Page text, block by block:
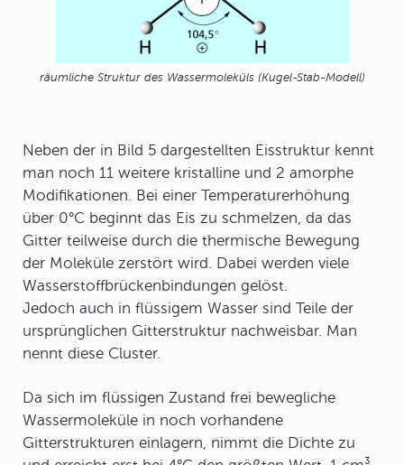
räumliche Struktur des Wassermoleküls (Kugel-Stab-Modell)
Neben der in Bild 5 dargestellten Eisstruktur kennt
man noch 11 weitere kristalline und 2 amorphe
Modifikationen. Bei einer Temperaturerhöhung
über 0°C beginnt das Eis zu schmelzen, da das
Gitter teilweise durch die thermische Bewegung
der Moleküle zerstört wird. Dabei werden viele
Wasserstoffbrückenbindungen gelöst.
Jedoch auch in flüssigem Wasser sind Teile der
ursprünglichen Gitterstruktur nachweisbar. Man
nennt diese Cluster.
Da sich im flüssigen Zustand frei bewegliche
Wassermoleküle in noch vorhandene
Gitterstrukturen einlagern, nimmt die Dichte zu